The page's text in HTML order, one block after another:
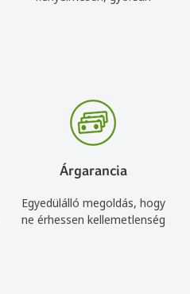
Árgarancia
Egyedülálló megoldás, hogy
ne érhessen kellemetlenség